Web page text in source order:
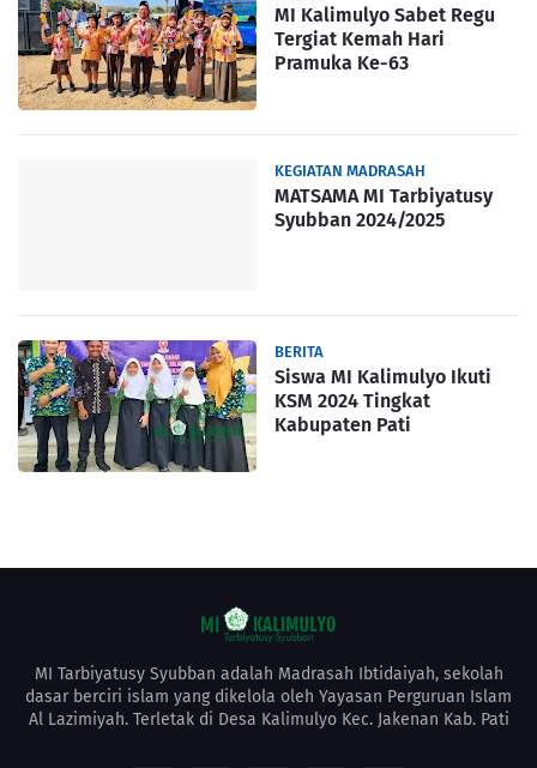
MI Kalimulyo Sabet Regu
Tergiat Kemah Hari
Pramuka Ke-63
KEGIATAN MADRASAH
MATSAMA MI Tarbiyatusy
Syubban 2024/2025
BERITA
Siswa MI Kalimulyo Ikuti
KSM 2024 Tingkat
Kabupaten Pati
MI Tarbiyatusy Syubban adalah Madrasah Ibtidaiyah, sekolah
dasar berciri islam yang dikelola oleh Yayasan Perguruan Islam
Al Lazimiyah. Terletak di Desa Kalimulyo Kec. Jakenan Kab. Pati